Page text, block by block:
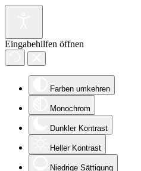
Eingabehilfen öffnen
Farben umkehren
Monochrom
Dunkler Kontrast
Heller Kontrast
Niedrige Sättigung